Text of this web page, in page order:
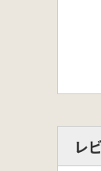
レ